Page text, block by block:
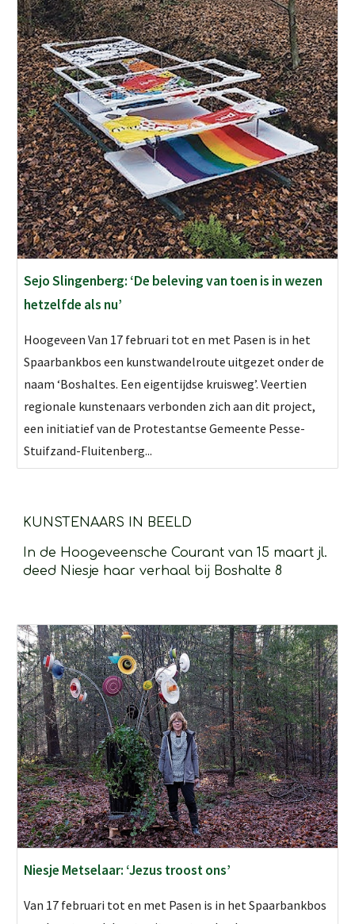
Sejo Slingenberg: ‘De beleving van toen is in wezen
hetzelfde als nu’
Hoogeveen Van 17 februari tot en met Pasen is in het
Spaarbankbos een kunstwandelroute uitgezet onder de
naam ‘Boshaltes. Een eigentijdse kruisweg’. Veertien
regionale kunstenaars verbonden zich aan dit project,
een initiatief van de Protestantse Gemeente Pesse-
Stuifzand-Fluitenberg...
KUNSTENAARS IN BEELD
In de Hoogeveensche Courant van 15 maart jl.
deed Niesje haar verhaal bij Boshalte 8
Niesje Metselaar: ‘Jezus troost ons’
Van 17 februari tot en met Pasen is in het Spaarbankbos